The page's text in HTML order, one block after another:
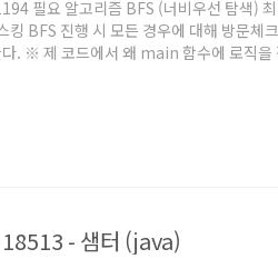
필요 알고리즘 BFS (너비우선 탐색)
킹 BFS 진행 시 모든 경우에 대해 방문체
. ※ 제 코드에서 왜 main 함수에 로직을
고해주세요. 백준을 자바로 풀어보려고
- 샘터 (java)